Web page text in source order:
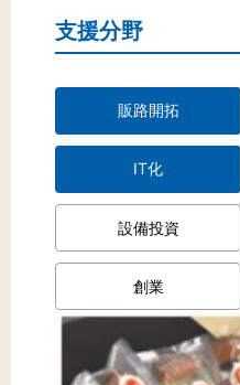
支援分野
販路開拓
IT化
設備投資
創業